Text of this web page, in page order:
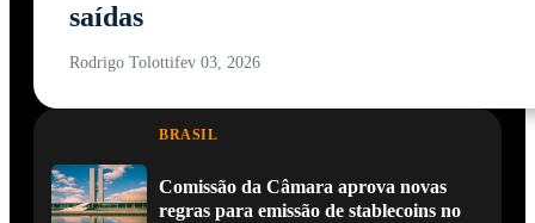
saídas
Rodrigo Tolottifev 03, 2026
BRASIL
Comissão da Câmara aprova novas
regras para emissão de stablecoins no